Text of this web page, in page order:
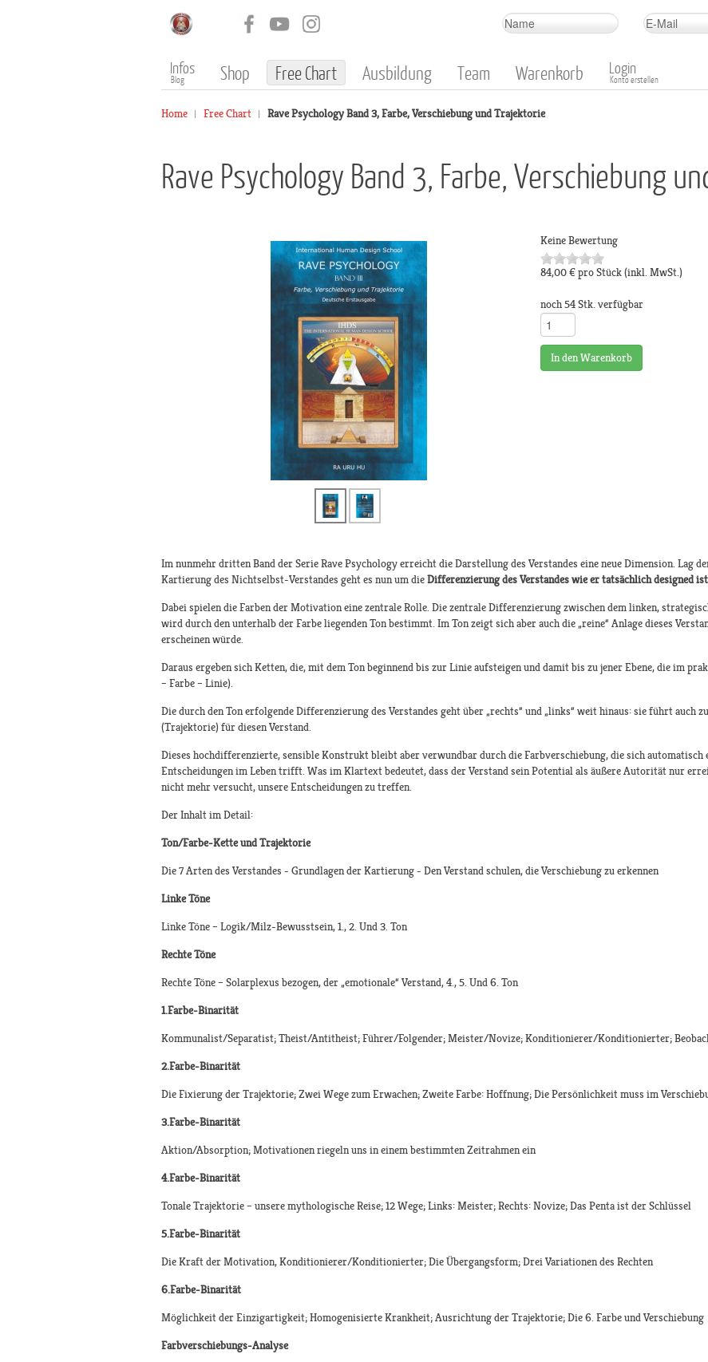
Infos
Blog Shop Free Chart Ausbildung Team Warenkorb Login
Konto erstellen
Home Free Chart Rave Psychology Band 3, Farbe, Verschiebung und Trajektorie
Rave Psychology Band 3, Farbe, Verschiebung
Keine Bewertung
84,00 €pro Stück(inkl. MwSt.)
noch 54 Stk. verfügbar
In den Warenkorb
Im nunmehr dritten Band der Serie Rave Psychology erreicht die Darstellung des Verstandes eine neue Dimension. Lag
Kartierung des Nichtselbst-Verstandes geht es nun um dieDifferenzierung des Verstandes wie er tatsächlich designed
Dabei spielen die Farben der Motivation eine zentrale Rolle. Die zentrale Differenzierung zwischen dem linken,
wird durch den unterhalb der Farbe liegenden Ton bestimmt. Im Ton zeigt sich aber auch die „reine“ Anlage dieses
erscheinen würde.
Daraus ergeben sich Ketten, die, mit dem Ton beginnend bis zur Linie aufsteigen und damit bis zu jener Ebene, die im
– Farbe – Linie).
Die durch den Ton erfolgende Differenzierung des Verstandes geht über „rechts“ und „links“ weit hinaus: sie führt auch
(Trajektorie) für diesen Verstand.
Dieses hochdifferenzierte, sensible Konstrukt bleibt aber verwundbar durch die Farbverschiebung, die sich
Entscheidungen im Leben trifft. Was im Klartext bedeutet, dass der Verstand sein Potential als äußere Autorität nur
nicht mehr versucht, unsere Entscheidungen zu treffen.
Der Inhalt im Detail:
Ton/Farbe-Kette und Trajektorie
Die 7 Arten des Verstandes - Grundlagen der Kartierung - Den Verstand schulen, die Verschiebung zu erkennen
Linke Töne
Linke Töne – Logik/Milz-Bewusstsein, 1., 2. Und 3. Ton
Rechte Töne
Rechte Töne – Solarplexus bezogen, der „emotionale“ Verstand, 4., 5. Und 6. Ton
1.Farbe-Binarität
Kommunalist/Separatist; Theist/Antitheist; Führer/Folgender; Meister/Novize; Konditionierer/Konditionierter;
2.Farbe-Binarität
Die Fixierung der Trajektorie; Zwei Wege zum Erwachen; Zweite Farbe: Hoffnung; Die Persönlichkeit muss im
3.Farbe-Binarität
Aktion/Absorption; Motivationen riegeln uns in einem bestimmten Zeitrahmen ein
4.Farbe-Binarität
Tonale Trajektorie – unsere mythologische Reise; 12 Wege; Links: Meister; Rechts: Novize; Das Penta ist der Schlüssel
5.Farbe-Binarität
Die Kraft der Motivation, Konditionierer/Konditionierter; Die Übergangsform; Drei Variationen des Rechten
6.Farbe-Binarität
Möglichkeit der Einzigartigkeit; Homogenisierte Krankheit; Ausrichtung der Trajektorie; Die 6. Farbe und Verschiebung
Farbverschiebungs-Analyse